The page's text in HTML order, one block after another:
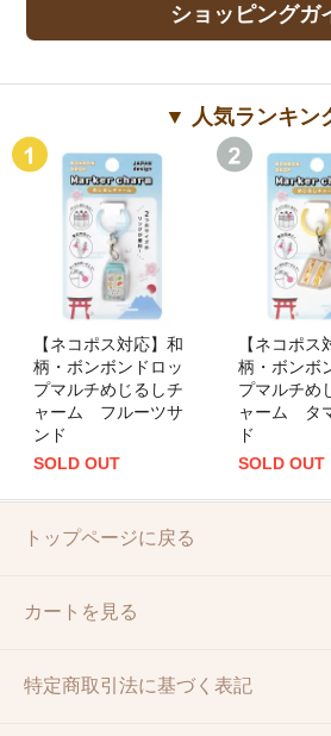
ショッピングガ
▼ 人気ランキン
【ネコポス対応】和
柄・ボンボンドロッ
プマルチめじるしチ
ャーム フルーツサ
ンド
SOLD OUT
【ネコポス
柄・ボンボ
プマルチめ
ャーム タ
ド
SOLD OUT
トップページに戻る
カートを見る
特定商取引法に基づく表記